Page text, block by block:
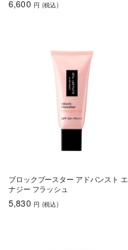
6,600 円 (税込)
ブロックブースター アドバンスト エ
ナジー フラッシュ
5,830 円 (税込)